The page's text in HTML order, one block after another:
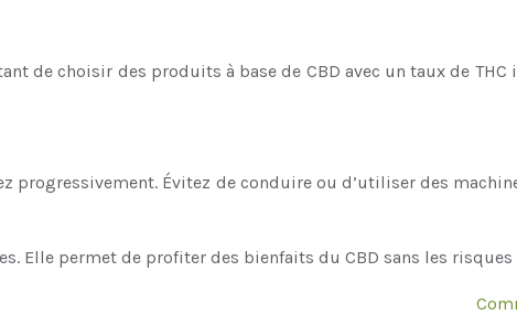
de choisir des produits à base de CBD avec un taux de
Évitez de conduire ou d’utiliser des
Elle permet de profiter des bienfaits du CBD sans les